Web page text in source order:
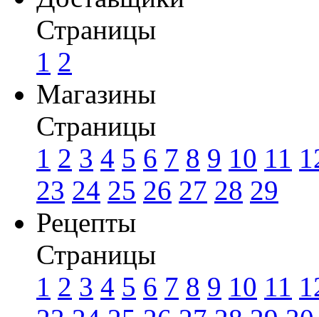
Страницы
1 2
Магазины
Страницы
1 2 3 4 5 6 7 8 9 10 11
23 24 25 26 27 28 29
Рецепты
Страницы
1 2 3 4 5 6 7 8 9 10 11